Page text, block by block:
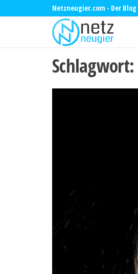
Inhalt
Netzneugier.com - Der Blog
Welt
Schlagwort: